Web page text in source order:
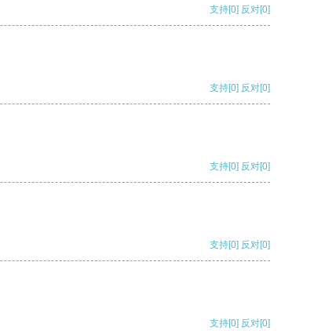
支持[0] 反对[0]
支持[0] 反对[0]
支持[0] 反对[0]
支持[0] 反对[0]
支持[0] 反对[0]